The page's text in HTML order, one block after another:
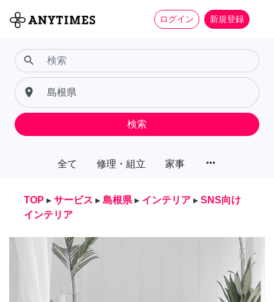
ログイン 新規登録
全て 修理・組立 家事 more_horiz
search
place
検索
TOP ▸ サービス ▸ 島根県 ▸ インテリア ▸ SNS向け
インテリア